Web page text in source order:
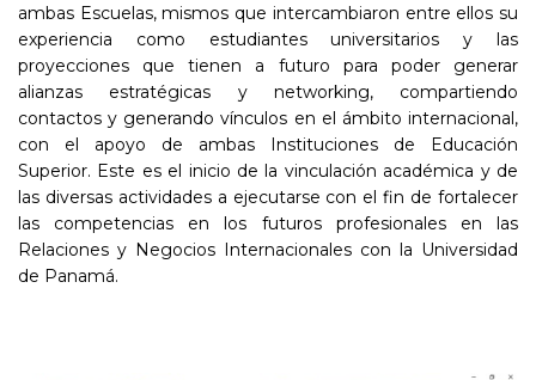
ambas Escuelas, mismos que intercambiaron entre ellos su
experiencia como estudiantes universitarios y las
proyecciones que tienen a futuro para poder generar
alianzas estratégicas y networking, compartiendo
contactos y generando vínculos en el ámbito internacional,
con el apoyo de ambas Instituciones de Educación
Superior. Este es el inicio de la vinculación académica y de
las diversas actividades a ejecutarse con el fin de fortalecer
las competencias en los futuros profesionales en las
Relaciones y Negocios Internacionales con la Universidad
de Panamá.